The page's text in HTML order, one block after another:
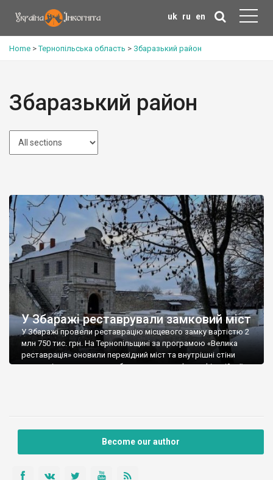
uk ru en
Home >Тернопільська область > Збаразький район
Збаразький район
У Збаражі реставрували замковий міст
У Збаражі провели реставрацію місцевого замку вартістю 2
млн 750 тис. грн. На Тернопільщині за програмою «Велика
реставрація» оновили перехідний міст та внутрішні стіни
рову, які прилягають до оборонного валу фортифікаційної
Become our author